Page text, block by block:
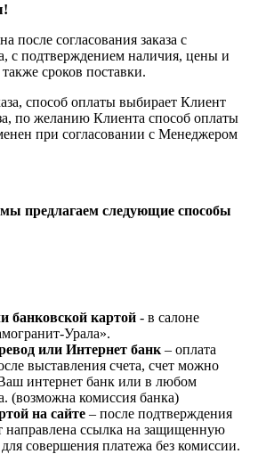
после согласования заказа с
с подтверждением наличия, цены и
сроков поставки.
способ оплаты выбирает Клиент
по желанию Клиента способ оплаты
при согласовании с Менеджером
предлагаем следующие способы
банковской картой - в салоне
Урала».
или Интернет банк – оплата
выставления счета, счет можно
интернет банк или в любом
(возможна комиссия банка)
на сайте – после подтверждения
направлена ссылка на защищенную
совершения платежа без комиссии.